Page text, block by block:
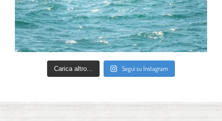
Carica altro... Segui su Instagram